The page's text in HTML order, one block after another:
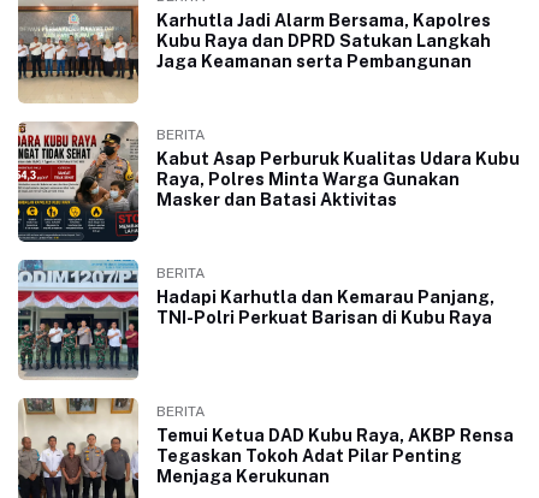
Karhutla Jadi Alarm Bersama, Kapolres
Kubu Raya dan DPRD Satukan Langkah
Jaga Keamanan serta Pembangunan
BERITA
Kabut Asap Perburuk Kualitas Udara Kubu
Raya, Polres Minta Warga Gunakan
Masker dan Batasi Aktivitas
BERITA
Hadapi Karhutla dan Kemarau Panjang,
TNI-Polri Perkuat Barisan di Kubu Raya
BERITA
Temui Ketua DAD Kubu Raya, AKBP Rensa
Tegaskan Tokoh Adat Pilar Penting
Menjaga Kerukunan